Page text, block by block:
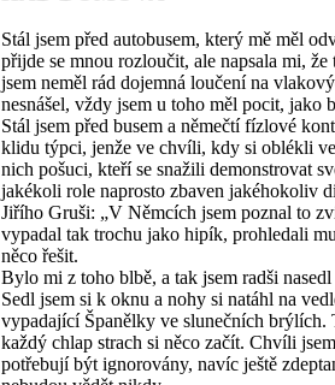
Stál jsem před autobusem, který mě měl
přijde se mnou rozloučit, ale napsala mi,
jsem neměl rád dojemná loučení na
nesnášel, vždy jsem u toho měl pocit, jako
Stál jsem před busem a němečtí fízlové
klidu týpci, jenže ve chvíli, kdy si oblékli
nich pošuci, kteří se snažili demonstrovat
jakékoli role naprosto zbaven jakéhokoliv
Jiřího Gruši: „V Němcích jsem poznal to
vypadal tak trochu jako hipík, prohledali
něco řešit.
Bylo mi z toho blbě, a tak jsem radši
Sedl jsem si k oknu a nohy si natáhl na
vypadající Španělky ve slunečních brýlích.
každý chlap strach si něco začít. Chvíli
potřebují být ignorovány, navíc ještě